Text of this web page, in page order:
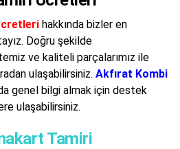
hakkında bizler en
Doğru şekilde
ve kaliteli parçalarımız ile
ulaşabilirsiniz. Akfırat Kombi
genel bilgi almak için destek
ulaşabilirsiniz.
Tamiri